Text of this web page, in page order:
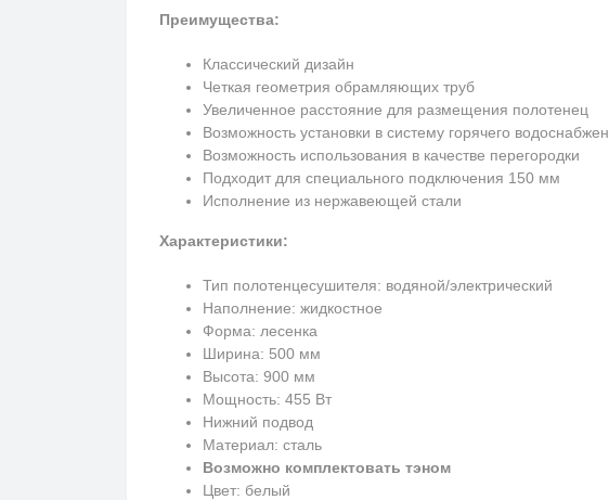
Преимущества:
Классический дизайн
Четкая геометрия обрамляющих труб
Увеличенное расстояние для размещения полотенец
Возможность установки в систему горячего
Возможность использования в качестве перегородки
Подходит для специального подключения 150 мм
Исполнение из нержавеющей стали
Характеристики:
Тип полотенцесушителя: водяной/электрический
Наполнение: жидкостное
Форма: лесенка
Ширина: 500 мм
Высота: 900 мм
Мощность: 455 Вт
Нижний подвод
Материал: сталь
Возможно комплектовать тэном
Цвет: белый